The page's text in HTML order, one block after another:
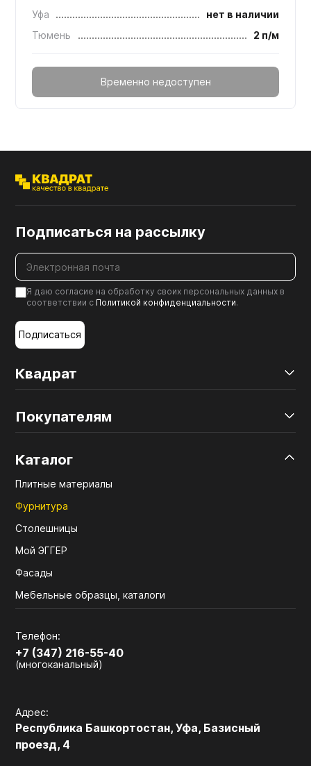
Уфа
нет в наличии
Тюмень
2 п/м
Временно недоступен
Квадрат
Покупателям
Каталог
Плитные материалы
Фурнитура
Столешницы
Мой ЭГГЕР
Фасады
Мебельные образцы, каталоги
Телефон:
+7 (347) 216-55-40
(многоканальный)
Адрес:
Республика Башкортостан, Уфа, Базисный
проезд, 4
Подписаться на рассылку
Я даю согласие на обработку своих персональных данных в
соответствии с Политикой конфиденциальности.
Подписаться